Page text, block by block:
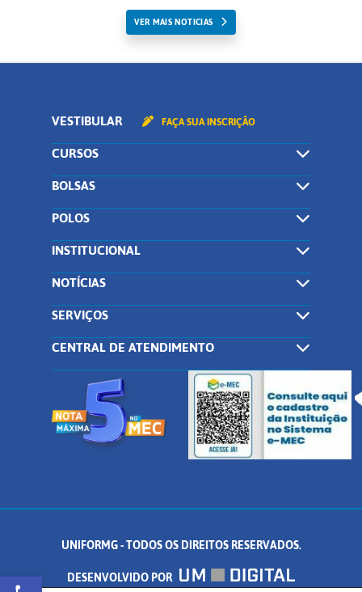
VER MAIS NOTICIAS
VESTIBULAR FAÇA SUA INSCRIÇÃO
CURSOS
BOLSAS
POLOS
INSTITUCIONAL
NOTÍCIAS
SERVIÇOS
CENTRAL DE ATENDIMENTO
UNIFORMG - TODOS OS DIREITOS RESERVADOS.
DESENVOLVIDO POR